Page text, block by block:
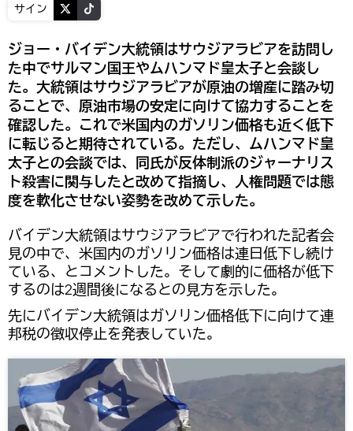
サイン
ジョー・バイデン大統領はサウジアラビアを訪問し
た中でサルマン国王やムハンマド皇太子と会談し
た。大統領はサウジアラビアが原油の増産に踏み切
ることで、原油市場の安定に向けて協力することを
確認した。これで米国内のガソリン価格も近く低下
に転じると期待されている。ただし、ムハンマド皇
太子との会談では、同氏が反体制派のジャーナリス
ト殺害に関与したと改めて指摘し、人権問題では態
度を軟化させない姿勢を改めて示した。
バイデン大統領はサウジアラビアで行われた記者会
見の中で、米国内のガソリン価格は連日低下し続け
ている、とコメントした。そして劇的に価格が低下
するのは2週間後になるとの見方を示した。
先にバイデン大統領はガソリン価格低下に向けて連
邦税の徴収停止を発表していた。